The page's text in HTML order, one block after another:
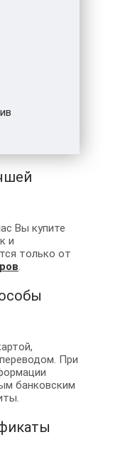
Вы купите
и
только от
.
При
банковским